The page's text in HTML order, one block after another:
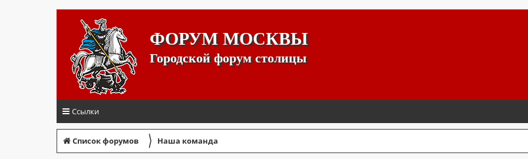
ФОРУМ МОСКВЫ
Городской форум столицы
Ссылки
Список форумов 〉 Наша команда